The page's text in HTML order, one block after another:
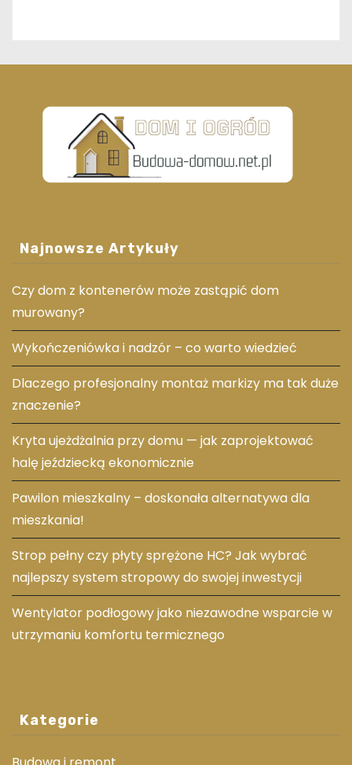
Najnowsze Artykuły
Czy dom z kontenerów może zastąpić dom
murowany?
Wykończeniówka i nadzór – co warto wiedzieć
Dlaczego profesjonalny montaż markizy ma tak duże
znaczenie?
Kryta ujeżdżalnia przy domu — jak zaprojektować
halę jeździecką ekonomicznie
Pawilon mieszkalny – doskonała alternatywa dla
mieszkania!
Strop pełny czy płyty sprężone HC? Jak wybrać
najlepszy system stropowy do swojej inwestycji
Wentylator podłogowy jako niezawodne wsparcie w
utrzymaniu komfortu termicznego
Kategorie